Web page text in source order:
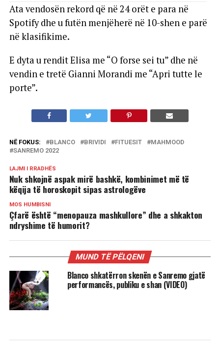
Ata vendosën rekord që në 24 orët e para në
Spotify dhe u futën menjëherë në 10-shen e parë
në klasifikime.
E dyta u rendit Elisa me “O forse sei tu” dhe në
vendin e tretë Gianni Morandi me “Apri tutte le
porte”.
NË FOKUS: BLANCO BRIVIDI FITUESIT
MAHMOOD
SANREMO 2022
LAJMI I RRADHËS
Nuk shkojnë aspak mirë bashkë, kombinimet më të
këqija të horoskopit sipas astrologëve
MOS HUMBISNI
Çfarë është “menopauza mashkullore” dhe a shkakton
ndryshime të humorit?
MUND TË PËLQENI
Blanco shkatërron skenën e Sanremo gjatë
performancës, publiku e shan (VIDEO)